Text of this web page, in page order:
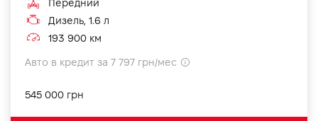
Передний
Дизель, 1.6 л
193 900 км
Авто в кредит за 7 797 грн/мес
545 000 грн